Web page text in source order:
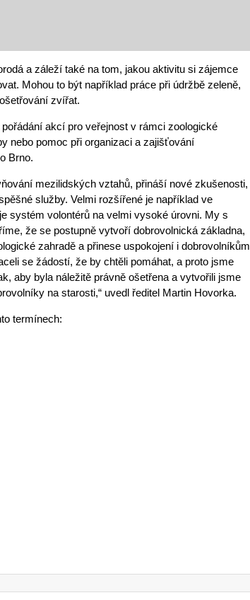
a záleží také na tom, jakou aktivitu si zájemce
Mohou to být například práce při údržbě zeleně,
zvířat.
akcí pro veřejnost v rámci zoologické
nebo pomoc při organizaci a zajišťování
Brno.
mezilidských vztahů, přináší nové zkušenosti,
služby. Velmi rozšířené je například ve
systém volontérů na velmi vysoké úrovni. My s
že se postupně vytvoří dobrovolnická základna,
zahradě a přinese uspokojení i dobrovolníkům
se žádostí, že by chtěli pomáhat, a proto jsme
aby byla náležitě právně ošetřena a vytvořili jsme
na starosti,“ uvedl ředitel Martin Hovorka.
termínech: